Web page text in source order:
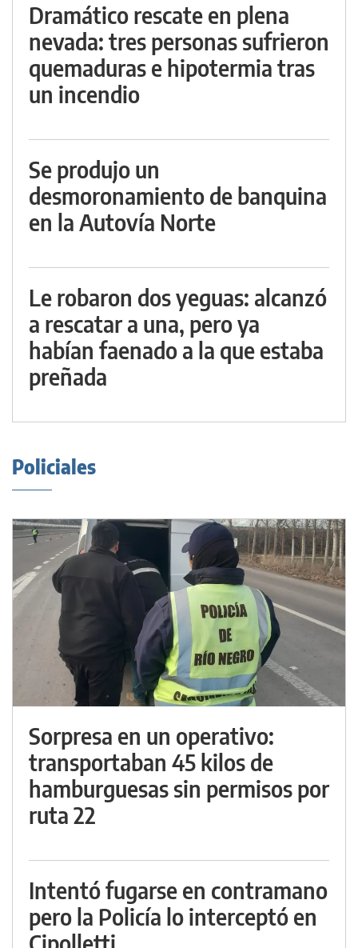
Dramático rescate en plena
nevada: tres personas sufrieron
quemaduras e hipotermia tras
un incendio
Se produjo un
desmoronamiento de banquina
en la Autovía Norte
Le robaron dos yeguas: alcanzó
a rescatar a una, pero ya
habían faenado a la que estaba
preñada
Policiales
Sorpresa en un operativo:
transportaban 45 kilos de
hamburguesas sin permisos por
ruta 22
Intentó fugarse en contramano
pero la Policía lo interceptó en